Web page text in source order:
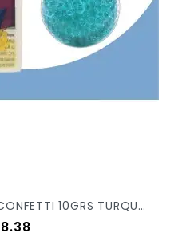
PERLAS DE HIDROGEL CONFETTI 10GRS TURQUESA 4017 X/25